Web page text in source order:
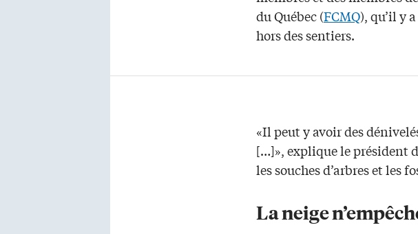
du Québec (FCMQ), qu’il y
hors des sentiers.
«Il peut y avoir des
[…]», explique le président
les souches d’arbres et les
La neige